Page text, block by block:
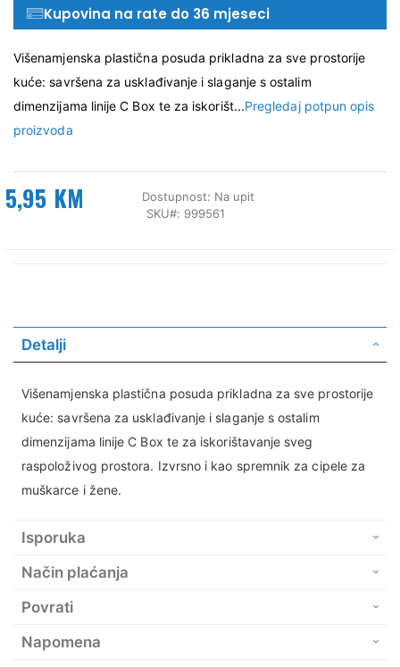
Kupovina na rate do 36 mjeseci
Višenamjenska plastična posuda prikladna za sve prostorije
kuće: savršena za usklađivanje i slaganje s ostalim
dimenzijama linije C Box te za iskorišt...Pregledaj potpun opis
proizvoda
5,95 KM Dostupnost: Na upit
SKU
999561
Detalji
Višenamjenska plastična posuda prikladna za sve prostorije
kuće: savršena za usklađivanje i slaganje s ostalim
dimenzijama linije C Box te za iskorištavanje sveg
raspoloživog prostora. Izvrsno i kao spremnik za cipele za
muškarce i žene.
Isporuka
Način plaćanja
Povrati
Napomena